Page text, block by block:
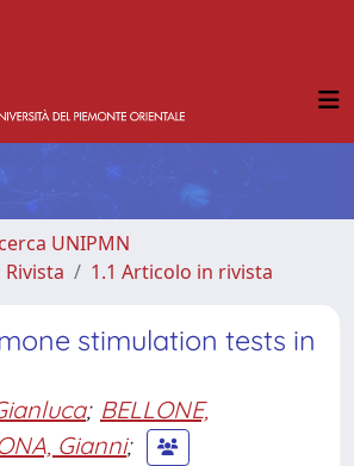
UNIPMN
1.1 Articolo in rivista
stimulation tests in
; BELLONE,
Gianni;